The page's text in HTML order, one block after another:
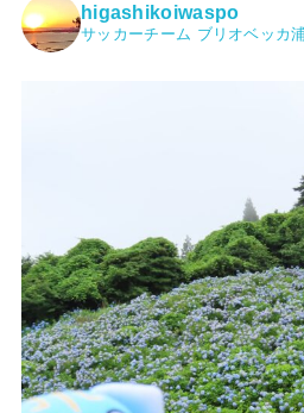
higashikoiwaspo
サッカーチーム ブリオベッカ